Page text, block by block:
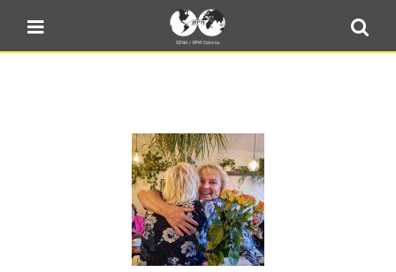
Sulge menüü
Blogi
E-pood
In English